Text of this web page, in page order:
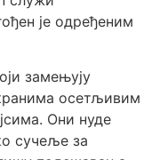
је одређеним
замењују
осетљивим
Они нуде
сучеље за